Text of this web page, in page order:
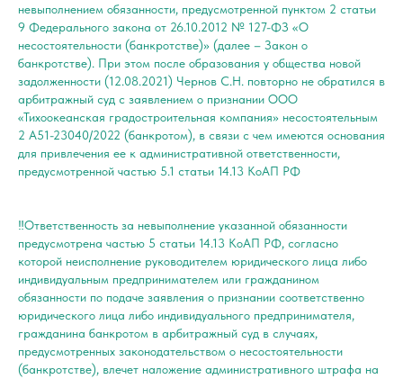
невыполнением обязанности, предусмотренной пунктом 2 статьи
9 Федерального закона от 26.10.2012 № 127-ФЗ «О
несостоятельности (банкротстве)» (далее – Закон о
банкротстве). При этом после образования у общества новой
задолженности (12.08.2021) Чернов С.Н. повторно не обратился в
арбитражный суд с заявлением о признании ООО
«Тихоокеанская градостроительная компания» несостоятельным
2 А51-23040/2022 (банкротом), в связи с чем имеются основания
для привлечения ее к административной ответственности,
предусмотренной частью 5.1 статьи 14.13 КоАП РФ
‼️Ответственность за невыполнение указанной обязанности
предусмотрена частью 5 статьи 14.13 КоАП РФ, согласно
которой неисполнение руководителем юридического лица либо
индивидуальным предпринимателем или гражданином
обязанности по подаче заявления о признании соответственно
юридического лица либо индивидуального предпринимателя,
гражданина банкротом в арбитражный суд в случаях,
предусмотренных законодательством о несостоятельности
(банкротстве), влечет наложение административного штрафа на